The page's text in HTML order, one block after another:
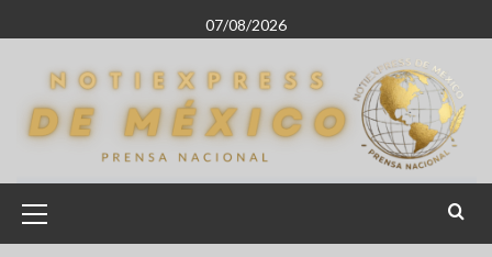
07/08/2026